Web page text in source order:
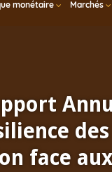
monétaire Marchés
des
face